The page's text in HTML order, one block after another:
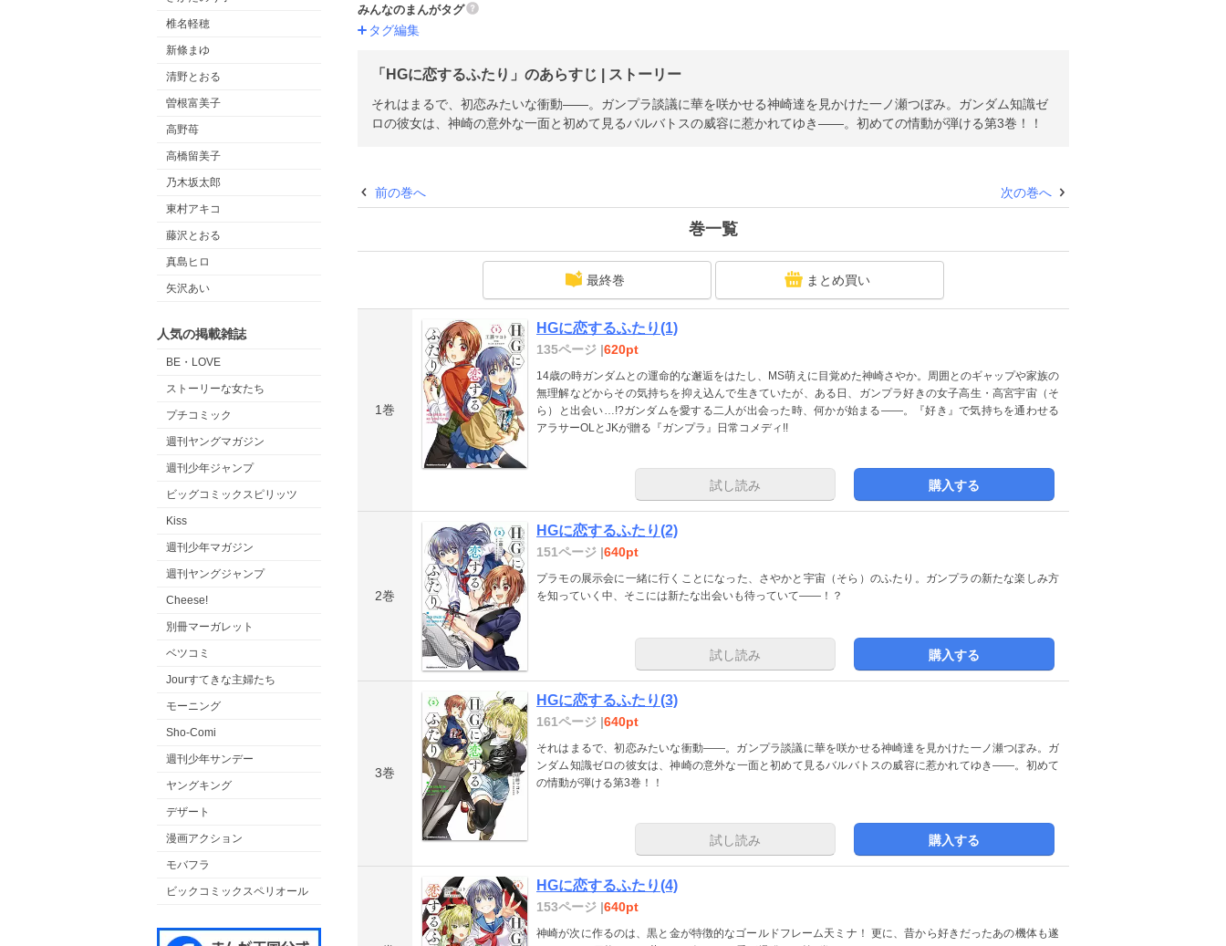
椎名軽穂
新條まゆ
清野とおる
曽根富美子
高野苺
高橋留美子
乃木坂太郎
東村アキコ
藤沢とおる
真島ヒロ
矢沢あい
人気の掲載雑誌
BE・LOVE
ストーリーな女たち
プチコミック
週刊ヤングマガジン
週刊少年ジャンプ
ビッグコミックスピリッツ
Kiss
週刊少年マガジン
週刊ヤングジャンプ
Cheese!
別冊マーガレット
ベツコミ
Jourすてきな主婦たち
モーニング
Sho-Comi
週刊少年サンデー
ヤングキング
デザート
漫画アクション
モバフラ
ビックコミックスペリオール
みんなのまんがタグ
タグ編集
「HGに恋するふたり」のあらすじ | ストーリー
それはまるで、初恋みたいな衝動――。ガンプラ談議に華を咲かせる神崎達を見かけた一ノ瀬つぼみ。ガンダム知識ゼ
ロの彼女は、神崎の意外な一面と初めて見るバルバトスの威容に惹かれてゆき――。初めての情動が弾ける第3巻！！
前の巻へ 次の巻へ
巻一覧
最終巻 まとめ買い
1巻
HGに恋するふたり(1)
135ページ |620pt
14歳の時ガンダムとの運命的な邂逅をはたし、MS萌えに目覚めた神崎さやか。周囲とのギャップや家族の
無理解などからその気持ちを抑え込んで生きていたが、ある日、ガンプラ好きの女子高生・高宮宇宙（そ
ら）と出会い…!?ガンダムを愛する二人が出会った時、何かが始まる――。『好き』で気持ちを通わせる
アラサーOLとJKが贈る『ガンプラ』日常コメディ!!
試し読み 購入する
2巻
HGに恋するふたり(2)
151ページ |640pt
プラモの展示会に一緒に行くことになった、さやかと宇宙（そら）のふたり。ガンプラの新たな楽しみ方
を知っていく中、そこには新たな出会いも待っていて――！？
試し読み 購入する
3巻
HGに恋するふたり(3)
161ページ |640pt
それはまるで、初恋みたいな衝動――。ガンプラ談議に華を咲かせる神崎達を見かけた一ノ瀬つぼみ。ガ
ンダム知識ゼロの彼女は、神崎の意外な一面と初めて見るバルバトスの威容に惹かれてゆき――。初めて
の情動が弾ける第3巻！！
試し読み 購入する
HGに恋するふたり(4)
153ページ |640pt
神崎が次に作るのは、黒と金が特徴的なゴールドフレーム天ミナ！ 更に、昔から好きだったあの機体も遂